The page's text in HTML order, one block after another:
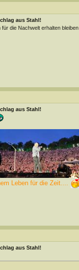
aus Stahl!
die Nachwelt erhalten bleiben
aus Stahl!
Leben für die Zeit....
aus Stahl!